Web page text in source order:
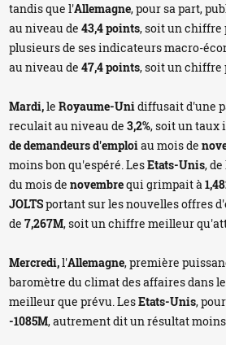
tandis que l'Allemagne, pour sa part,
au niveau de 43,4 points, soit un chiffre
plusieurs de ses indicateurs macro-
au niveau de 47,4 points, soit un chiffre
Mardi,le Royaume-Unidiffusait d'une
reculait au niveau de 3,2%, soit un taux
de demandeurs d'emploiau mois de
moins bon qu'espéré. LesEtats-Unis,
du mois de novembrequi grimpait à
JOLTSportant sur les nouvelles offres
de 7,267M, soit un chiffre meilleur
Mercredi,l'Allemagne, première
baromètre du climat des affaires dans
meilleur que prévu. LesEtats-Unis,
-1085M, autrement dit un résultat